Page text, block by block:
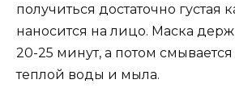
получиться достаточно густая
наносится на лицо. Маска
20-25 минут, а потом
теплой воды и мыла.